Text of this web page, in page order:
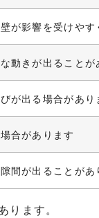
が影響を受けやす
動きが出ることが
が出る場合があり
合があります
間が出ることがあ
ります。